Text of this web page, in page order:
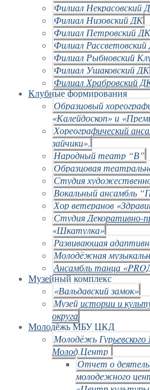
Филиал Некрасовский
Филиал Низовский ДК
Филиал Петровский ДК
Филиал
Филиал Рыбновский
Филиал Ушаковский ДК
Филиал Храбровский
Клубные формирования
Образцовый
«Калейдоскоп» и
Хореографический
зайчики».
Народный театр “В”
Образцовая
Студия
Вокальный ансамбль
Хор ветеранов
Студия Декоративно-
«Шкатулка»
Развивающая
Молодёжная
Ансамбль танца
Музейный комплекс
«Вальдавский замок»
Музей истории и
округа
Молодёжь МБУ ЦКД
Молодёжь
Молод.Центр
Отчет о
молодежного